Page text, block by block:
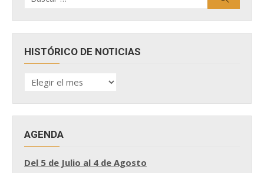
HISTÓRICO DE NOTICIAS
HISTÓRICO
DE
AGENDA
Del 5 de Julio al 4 de Agosto